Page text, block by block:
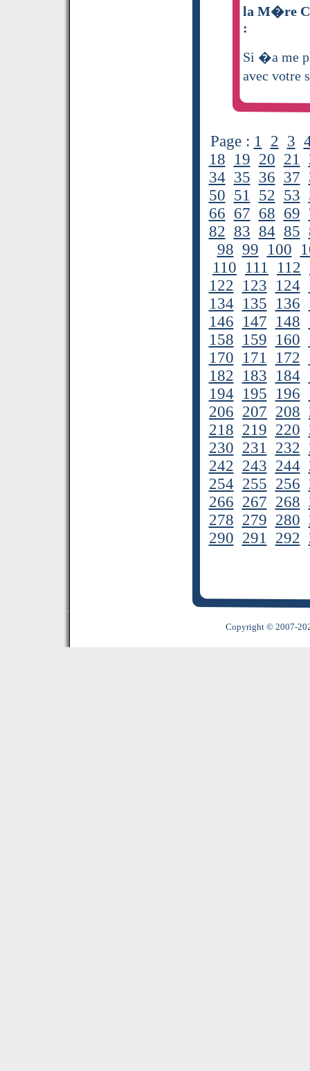
la M�re
:
Si �a me
avec votre
Page : 1 2 3
18 19 20 21
34 35 36 37
50 51 52 53
66 67 68 69
82 83 84 85
98 99 100
110 111 112
122 123 124
134 135 136
146 147 148
158 159 160
170 171 172
182 183 184
194 195 196
206 207 208
218 219 220
230 231 232
242 243 244
254 255 256
266 267 268
278 279 280
290 291 292
Copyright © 2007-